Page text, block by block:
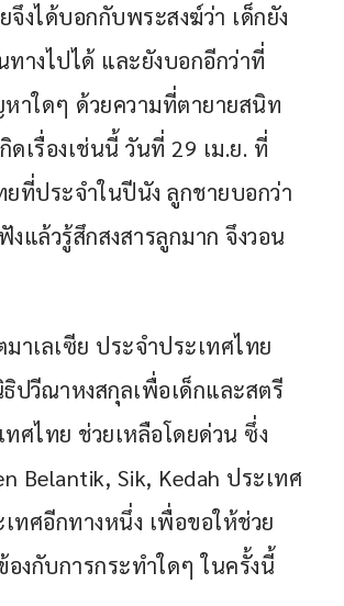
งได้บอกกับพระสงฆ์ว่า เด็กยัง
างไปได้ และยังบอกอีกว่าที่
าใดๆ ด้วยความที่ตายายสนิท
เรื่องเช่นนี้ วันที่ 29 เม.ย. ที่
ที่ประจำในปีนัง ลูกชายบอกว่า
แล้วรู้สึกสงสารลูกมาก จึงวอน
าเลเซีย ประจำประเทศไทย
ปวีณาหงสกุลเพื่อเด็กและสตรี
ศไทย ช่วยเหลือโดยด่วน ซึ่ง
Belantik, Sik, Kedah ประเทศ
ทศอีกทางหนึ่ง เพื่อขอให้ช่วย
งกับการกระทำใดๆ ในครั้งนี้